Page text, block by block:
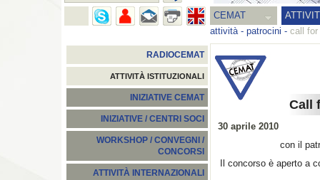
CEMAT
attività- patrocini - call for
RADIOCEMAT
ATTIVITÀ ISTITUZIONALI
INIZIATIVE CEMAT
INIZIATIVE / CENTRI SOCI
WORKSHOP / CONVEGNI /
CONCORSI
ATTIVITÀ INTERNAZIONALI
Call
30 aprile 2010
con il
Il concorso è aperto a